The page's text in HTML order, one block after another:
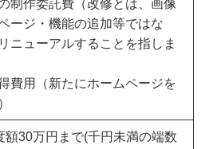
制作委託費（改修とは、画像
ージ・機能の追加等ではな
ニューアルすることを指しま
費用（新たにホームページを
額30万円まで(千円未満の端数